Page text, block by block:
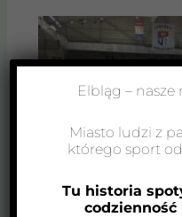
Elbląg –
Miasto ludzi z
którego sport
Tu historia
codzienność